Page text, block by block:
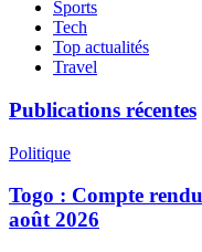
Sports
Tech
Top actualités
Travel
Publications récentes
Politique
Togo : Compte
août 2026